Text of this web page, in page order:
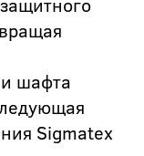
шафта
Sigmatex